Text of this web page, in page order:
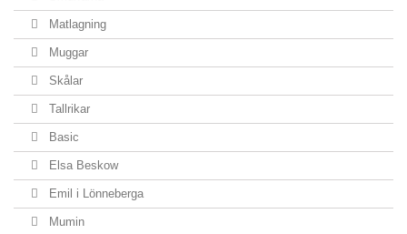
Matlagning
Muggar
Skålar
Tallrikar
Basic
Elsa Beskow
Emil i Lönneberga
Mumin